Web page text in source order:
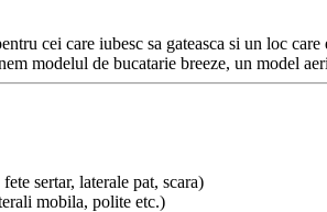
cei care iubesc sa gateasca si un loc
modelul de bucatarie breeze, un model
sertar, laterale pat, scara)
mobila, polite etc.)